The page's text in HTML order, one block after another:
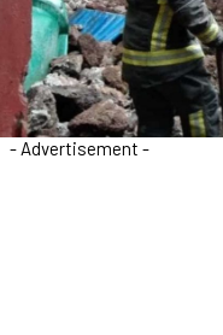
- Advertisement -